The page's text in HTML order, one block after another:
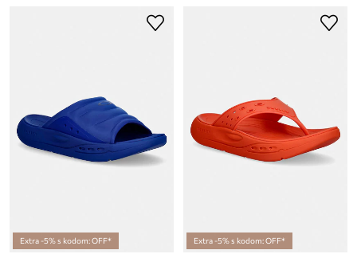
Extra -5% s kodom: OFF* Extra -5% s kodom: OFF*